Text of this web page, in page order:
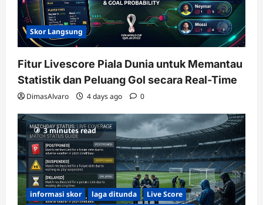
Skor Langsung
Fitur Livescore Piala Dunia untuk Memantau
Statistik dan Peluang Gol secara Real-Time
DimasAlvaro 4 days ago 0
3 minutes read
informasi skor laga ditunda
Live Score